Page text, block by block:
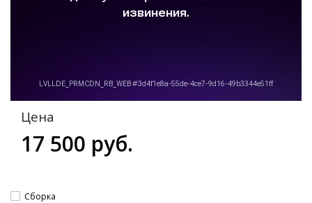
Цена
17 500 руб.
Сборка